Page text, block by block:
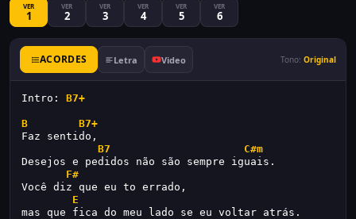
VER
1
VER
2
VER
3
VER
4
VER
5
VER
6
ACORDES Letra Video Tono: Original
Intro: B7+
B
B7+
Faz sentido,
B7
C#m
Desejos e pedidos não são sempre iguais.
F#
Você diz que eu to errado,
E
mas que fica do meu lado se eu voltar atrás.